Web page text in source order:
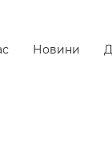
Новини